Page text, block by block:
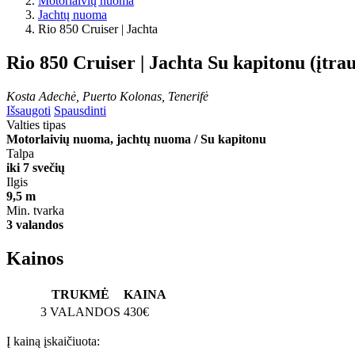
Jachtų nuoma
Rio 850 Cruiser | Jachta
Rio 850 Cruiser | Jachta Su kapitonu
Kosta Adechė, Puerto Kolonas, Tenerifė
Išsaugoti Spausdinti
Valties tipas
Motorlaivių nuoma, jachtų nuoma / Su kapitonu
Talpa
iki 7 svečių
Ilgis
9,5 m
Min. tvarka
3 valandos
Kainos
TRUKMĖ
KAINA
3 VALANDOS 430€
Į kainą įskaičiuota: